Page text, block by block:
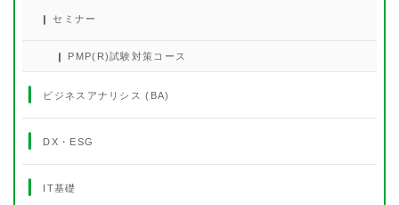
セミナー
PMP(R)試験対策コース
ビジネスアナリシス (BA)
DX・ESG
IT基礎